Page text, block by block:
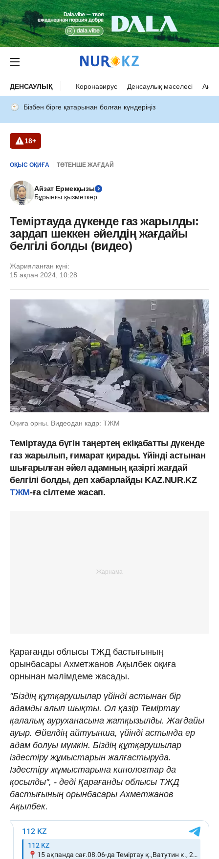
ДЕНСАУЛЫҚ Коронавирус Денсаулық мәселесі Ана
Бізбен бірге қатарынан болған күндеріңіз
18+
ОҚЫС ОҚИҒА ТӨТЕНШЕ ЖАҒДАЙ
Айзат Ермекқызы
Бұрынғы қызметкер
Теміртауда дүкенде газ жарылды:
зардап шеккен әйелдің жағдайы
белгілі болды (видео)
Жарияланған күні:
15 ақпан 2024, 10:28
Оқиға орны. Видеодан кадр: ТЖМ
Теміртауда бүгін таңертең екіқабатты дүкенде
газ жарылып, ғимарат қирады. Үйінді астынан
шығарылған әйел адамның қазіргі жағдай
белгілі болды, деп хабарлайды KAZ.NUR.KZ
ТЖМ-ға сілтеме жасап.
Қарағанды облысы ТЖД бастығының
орынбасары Ахметжанов Ақылбек оқиға
орнынан мәлімдеме жасады.
"Біздің құтқарушылар үйінді астынан бір
адамды алып шықты. Ол қазір Теміртау
қалалық ауруханасына жатқызылды. Жағдайы
ауыр. Әйелдің айтуынша, үйінді астында ер
адам болуы мүмкін. Біздің құтқарушылар
іздестіру жұмыстарын жалғастыруда.
Іздестіру жұмыстарына кинологтар да
қосылды", - деді Қарағанды облысы ТЖД
бастығының орынбасары Ахметжанов
Ақылбек.